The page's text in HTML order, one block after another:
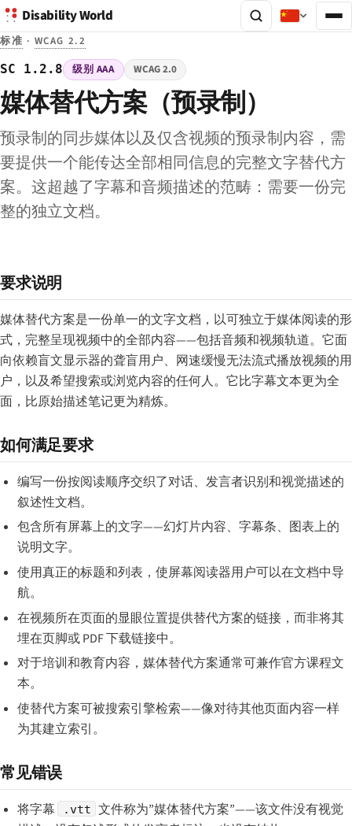
Disability World
标准 · WCAG 2.2
SC 1.2.8 级别 AAA WCAG 2.0
媒体替代方案（预录制）
预录制的同步媒体以及仅含视频的预录制内容，需
要提供一个能传达全部相同信息的完整文字替代方
案。这超越了字幕和音频描述的范畴：需要一份完
整的独立文档。
要求说明
媒体替代方案是一份单一的文字文档，以可独立于媒体阅读的形
式，完整呈现视频中的全部内容——包括音频和视频轨道。它面
向依赖盲文显示器的聋盲用户、网速缓慢无法流式播放视频的用
户，以及希望搜索或浏览内容的任何人。它比字幕文本更为全
面，比原始描述笔记更为精炼。
如何满足要求
编写一份按阅读顺序交织了对话、发言者识别和视觉描述的
叙述性文档。
包含所有屏幕上的文字——幻灯片内容、字幕条、图表上的
说明文字。
使用真正的标题和列表，使屏幕阅读器用户可以在文档中导
航。
在视频所在页面的显眼位置提供替代方案的链接，而非将其
埋在页脚或 PDF 下载链接中。
对于培训和教育内容，媒体替代方案通常可兼作官方课程文
本。
使替代方案可被搜索引擎检索——像对待其他页面内容一样
为其建立索引。
常见错误
将字幕 .vtt 文件称为”媒体替代方案”——该文件没有视觉